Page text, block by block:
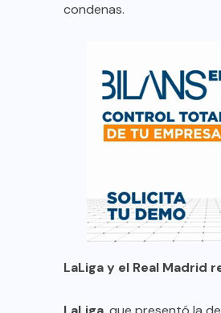
condenas.
LaLiga y el Real Madrid